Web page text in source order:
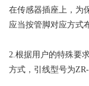
在传感器插座上，为
应当按管脚对应方式
2.根据用户的特殊要
方式，引线型号为